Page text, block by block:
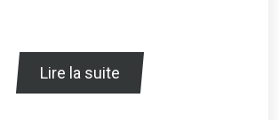
Lire la suite